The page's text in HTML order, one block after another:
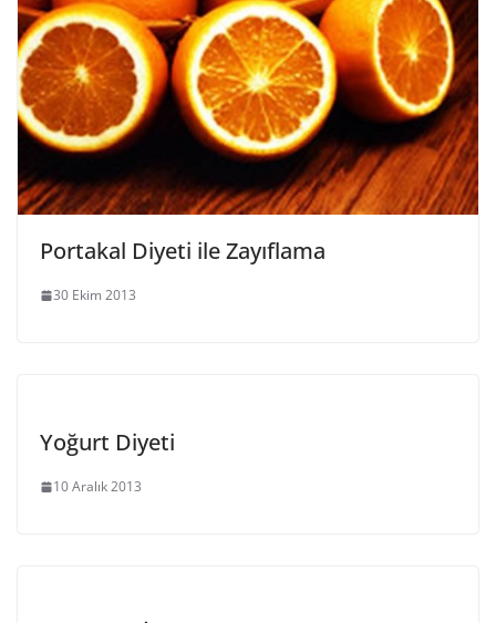
Portakal Diyeti ile Zayıflama
30 Ekim 2013
Yoğurt Diyeti
10 Aralık 2013